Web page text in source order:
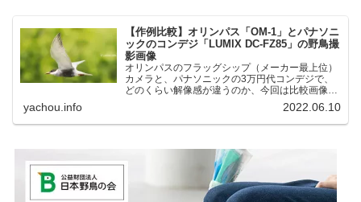
【作例比較】オリンパス「OM-1」とパナソニ
ックのコンデジ「LUMIX DC-FZ85」の野鳥撮
影画像
オリンパスのフラッグシップ（メーカー最上位）
カメラと、パナソニックの3万円代コンデジで、
どのくらい解像感が違うのか、今回は比較画像を
紹介します。私はコンデジを愛用しているのです
が、相棒がオリンパス「OM-1」を使い始めたと
ころ、同じ被写体で...
yachou.info 2022.06.10